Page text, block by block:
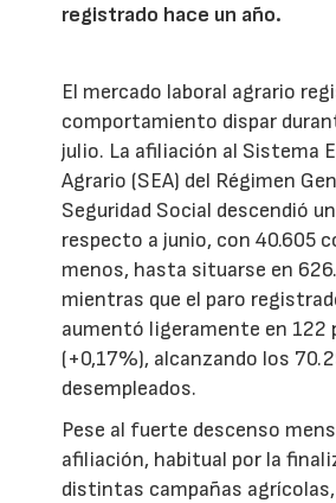
registrado hace un año.
El mercado laboral agrario
comportamiento dispar
julio. La afiliación al Sistema
Agrario (SEA) del Régimen
Seguridad Social descendió
respecto a junio, con 40.605
menos, hasta situarse en
mientras que el paro
aumentó ligeramente en 122
(+0,17%), alcanzando los
desempleados.
Pese al fuerte descenso
afiliación, habitual por la
distintas campañas